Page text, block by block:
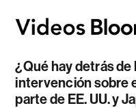
¿Qué hay detrás de
intervención sobre
parte de EE. UU. y